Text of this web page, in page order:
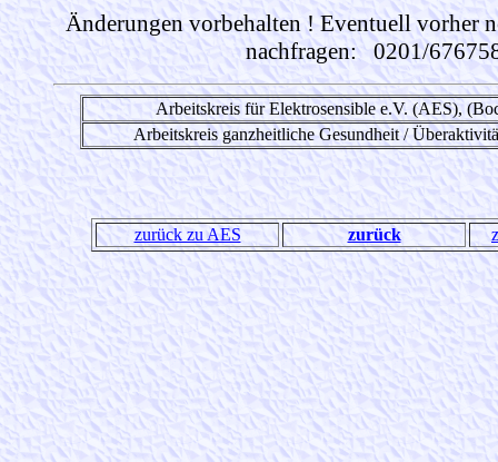
Änderungen vorbehalten ! Eventuell vorher
nachfragen: 0201/
Arbeitskreis für Elektrosensible e.V. (AES),
Arbeitskreis ganzheitliche Gesundheit /
zurück zu AES zurück